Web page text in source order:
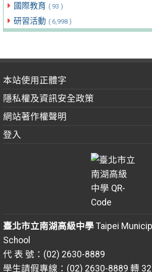
國際教育 ( 93 )
研習活動 ( 6,998 )
本站使用正體字
隱私權及資訊安全政策
網站著作權聲明
登入
臺北市立南湖高級中學Taipei
School
代 表 號：(02) 2630-8889
學生請假專線：(02) 2630-8889 轉